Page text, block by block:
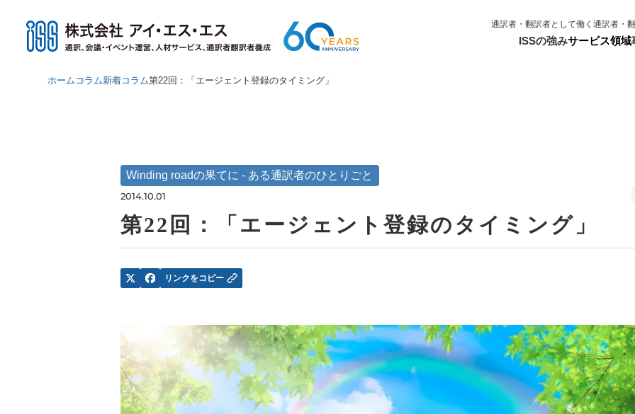
通訳者・翻訳者として働く通訳者・
ISSの強みサービス領域
ホーム コラム新着コラム第22回：「エージェント登録のタイミング」
Winding roadの果てに - ある通訳者のひとりごと
2014.10.01
第22回：「エージェント登録のタイミング」
リンクをコピー